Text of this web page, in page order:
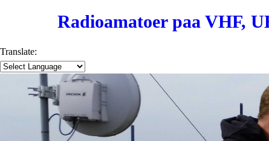
Radioamatoer paa VHF,
Translate: